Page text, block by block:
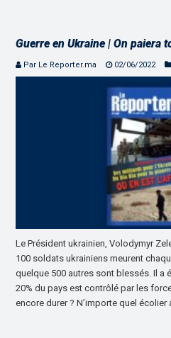
Guerre en Ukraine | On paiera
Par Le Reporter.ma 02/06/2022
Le Président ukrainien, Volodymyr
100 soldats ukrainiens meurent
quelque 500 autres sont blessés. Il a
20% du pays est contrôlé par les
encore durer ? N’importe quel écolier